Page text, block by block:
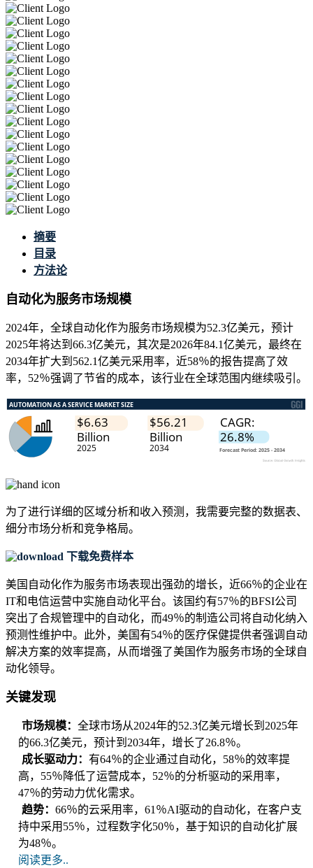
摘要
目录
方法论
自动化为服务市场规模
2024年，全球自动化作为服务市场规模为52.3亿美元，预计
2025年将达到66.3亿美元，其次是2026年84.1亿美元，最终在
2034年扩大到562.1亿美元采用率，近58％的报告提高了效
率，52％强调了节省的成本，该行业在全球范围内继续吸引。
为了进行详细的区域分析和收入预测，我需要完整的数据表、
细分市场分析和竞争格局。
下载免费样本
美国自动化作为服务市场表现出强劲的增长，近66％的企业在
IT和电信运营中实施自动化平台。该国约有57％的BFSI公司
突出了合规管理中的自动化，而49％的制造公司将自动化纳入
预测性维护中。此外，美国有54％的医疗保健提供者强调自动
解决方案的效率提高，从而增强了美国作为服务市场的全球自
动化领导。
关键发现
市场规模： 全球市场从2024年的52.3亿美元增长到2025年
的66.3亿美元，预计到2034年，增长了26.8％。
成长驱动力： 有64％的企业通过自动化，58％的效率提
高，55％降低了运营成本，52％的分析驱动的采用率，
47％的劳动力优化需求。
趋势： 66％的云采用率，61％AI驱动的自动化，在客户支
持中采用55％，过程数字化50％，基于知识的自动化扩展
为48％。
阅读更多..